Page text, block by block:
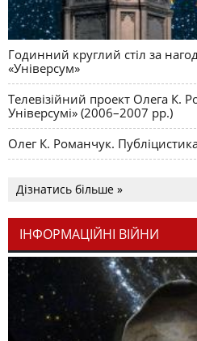
Годинний круглий стіл за
«Універсум»
Телевізійний проект Олега К.
Універсумі» (2006–2007 рр.)
Олег К. Романчук.
Дізнатись більше »
ІНФОРМАЦІЙНІ ВІЙНИ